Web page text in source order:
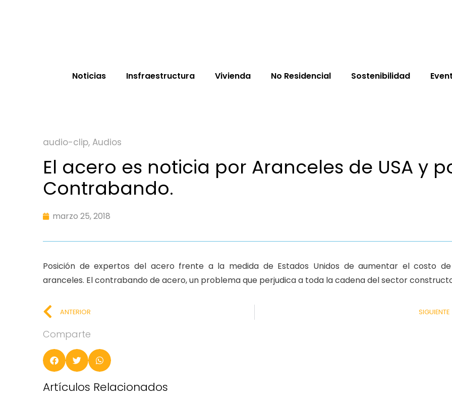
Noticias Insfraestructura Vivienda No Residencial Sostenibilidad
audio-clip, Audios
El acero es noticia por Aranceles de USA y
Contrabando.
marzo 25, 2018
Posición de expertos del acero frente a la medida de Estados Unidos de aumentar el costo
aranceles. El contrabando de acero, un problema que perjudica a toda la cadena del sector
ANTERIOR SIGUIENTE
Comparte
Artículos Relacionados